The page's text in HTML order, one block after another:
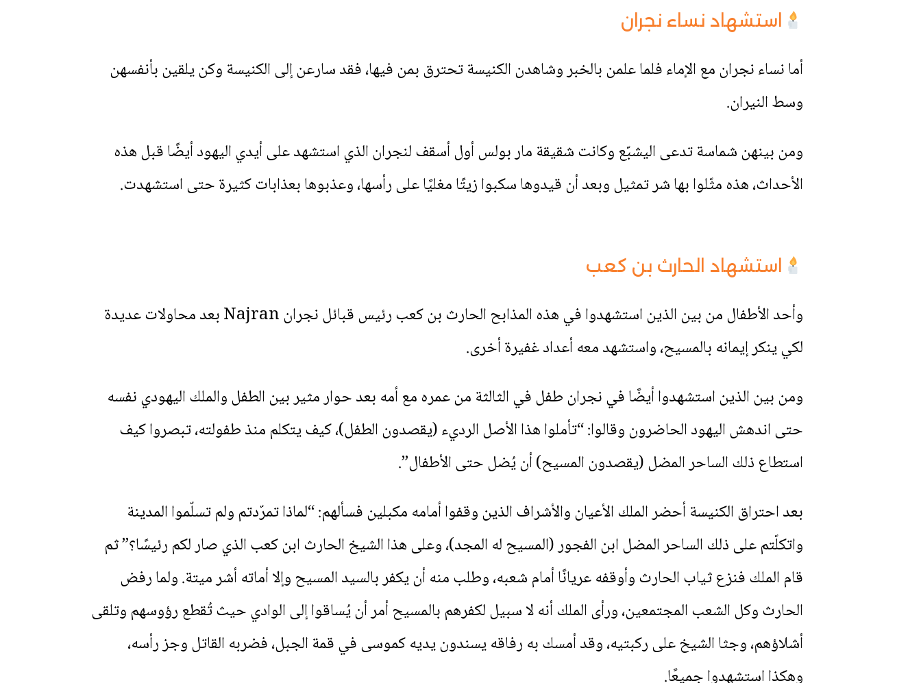
استشهاد نساء نجران
أما نساء نجران مع الإماء فلما علمن بالخبر وشاهدن الكنيسة تحترق بمن فيها، فقد سارعن إلى الكنيسة وكن يلقين بأنفسهن
وسط النيران.
ومن بينهن شماسة تدعى اليشبّع وكانت شقيقة مار بولس أول أسقف لنجران الذي استشهد على أيدي اليهود أيضًا قبل هذه
الأحداث، هذه مثّلوا بها شر تمثيل وبعد أن قيدوها سكبوا زيتًا مغليًا على رأسها، وعذبوها بعذابات كثيرة حتى استشهدت.
استشهاد الحارث بن كعب
وأحد الأطفال من بين الذين استشهدوا في هذه المذابح الحارث بن كعب رئيس قبائل نجران Najran بعد محاولات عديدة
لكي ينكر إيمانه بالمسيح، واستشهد معه أعداد غفيرة أخرى.
ومن بين الذين استشهدوا أيضًا في نجران طفل في الثالثة من عمره مع أمه بعد حوار مثير بين الطفل والملك اليهودي نفسه
حتى اندهش اليهود الحاضرون وقالوا: “تأملوا هذا الأصل الرديء (يقصدون الطفل)، كيف يتكلم منذ طفولته، تبصروا كيف
استطاع ذلك الساحر المضل (يقصدون المسيح) أن يُضل حتى الأطفال”.
بعد احتراق الكنيسة أحضر الملك الأعيان والأشراف الذين وقفوا أمامه مكبلين فسألهم: “لماذا تمرّدتم ولم تسلّموا المدينة
واتكلّتم على ذلك الساحر المضل ابن الفجور (المسيح له المجد)، وعلى هذا الشيخ الحارث ابن كعب الذي صار لكم رئيسًا؟” ثم
قام الملك فنزع ثياب الحارث وأوقفه عريانًا أمام شعبه، وطلب منه أن يكفر بالسيد المسيح وإلا أماته أشر ميتة. ولما رفض
الحارث وكل الشعب المجتمعين، ورأى الملك أنه لا سبيل لكفرهم بالمسيح أمر أن يُساقوا إلى الوادي حيث تُقطع رؤوسهم وتلقى
أشلاؤهم، وجثا الشيخ على ركبتيه، وقد أمسك به رفاقه يسندون يديه كموسى في قمة الجبل، فضربه القاتل وجز رأسه،
وهكذا استشهدوا جميعًا.